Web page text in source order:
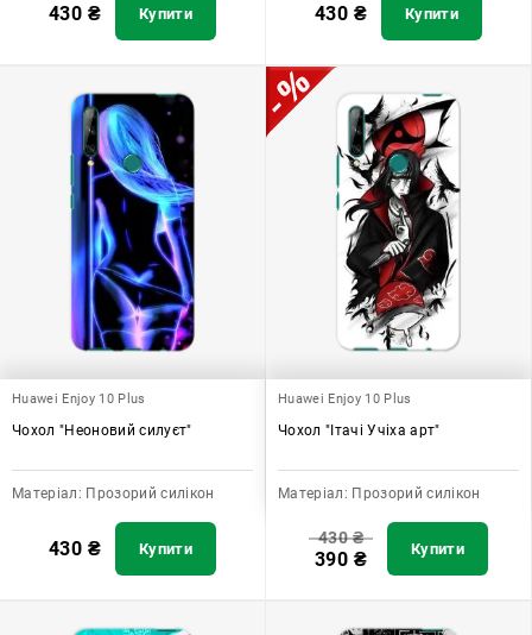
430 ₴ Купити 430 ₴ Купити
Huawei Enjoy 10 Plus
Чохол "Неоновий силуєт"
Матеріал: Прозорий силікон
430 ₴ Купити
Huawei Enjoy 10 Plus
Чохол "Ітачі Учіха арт"
Матеріал: Прозорий силікон
430₴
390 ₴ Купити